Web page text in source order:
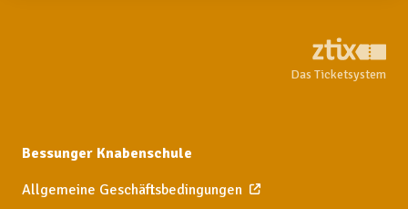
Das Ticketsystem
Bessunger Knabenschule
Allgemeine Geschäftsbedingungen